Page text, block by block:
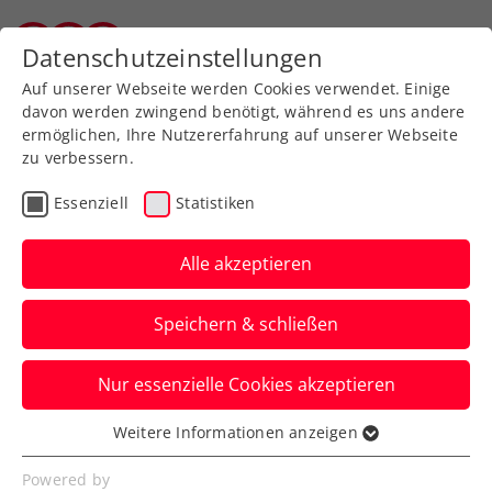
Zurück zur Newsübersicht
Danube Upper Austria
Open: Miedler und Kopp
überstehen erste
Qualifikationshürde
Zwei von sechs Österreichern sind beim
ATP-Challenger in Mauthausen noch im
Rennen um einen Platz im Hauptbewerb.
Verfasst von: Presseaussendung / Redaktion, 01.05.2022
Datenschutzeinstellungen
Auf unserer Webseite werden Cookies verwendet. Einige
davon werden zwingend benötigt, während es uns andere
ermöglichen, Ihre Nutzererfahrung auf unserer Webseite
zu verbessern.
Essenziell Statistiken
Alle akzeptieren
Speichern & schließen
Nur essenzielle Cookies akzeptieren
Essenziell
Essenzielle Cookies werden für grundlegende
Weitere Informationen anzeigen
Powered by